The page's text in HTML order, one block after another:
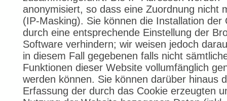
anonymisiert, so dass eine Zuordnung nicht
(IP-Masking). Sie können die Installation der
durch eine entsprechende Einstellung der
Software verhindern; wir weisen jedoch
in diesem Fall gegebenen falls nicht
Funktionen dieser Website vollumfänglich
werden können. Sie können darüber hinaus
Erfassung der durch das Cookie erzeugten